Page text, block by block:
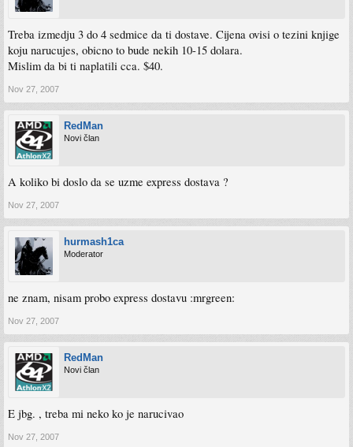
Treba izmedju 3 do 4 sedmice da ti dostave. Cijena ovisi o tezini knjige
koju narucujes, obicno to bude nekih 10-15 dolara.
Mislim da bi ti naplatili cca. $40.
Nov 27, 2007
RedMan
Novi član
A koliko bi doslo da se uzme express dostava ?
Nov 27, 2007
hurmash1ca
Moderator
ne znam, nisam probo express dostavu :mrgreen:
Nov 27, 2007
RedMan
Novi član
E jbg. , treba mi neko ko je narucivao
Nov 27, 2007